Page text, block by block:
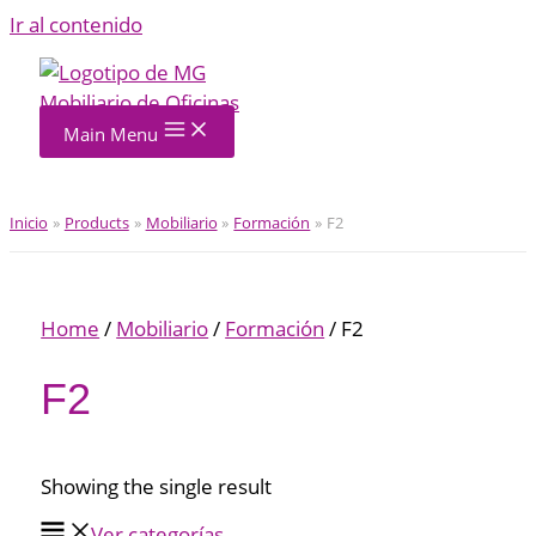
Ir al contenido
Main Menu
Inicio Products Mobiliario Formación F2
Home / Mobiliario/ Formación / F2
F2
Showing the single result